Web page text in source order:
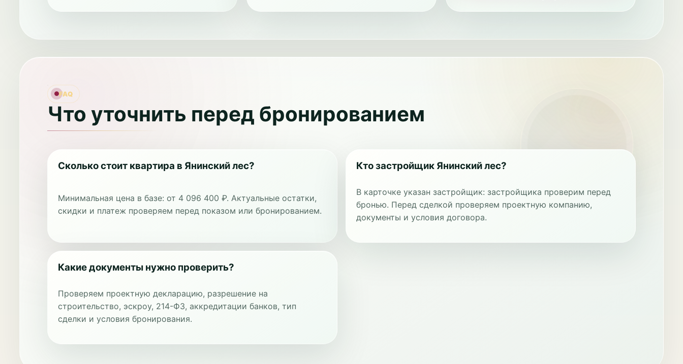
FAQ
Что уточнить перед бронированием
Сколько стоит квартира в Янинский лес?
Минимальная цена в базе: от 4 096 400 ₽. Актуальные остатки,
скидки и платеж проверяем перед показом или бронированием.
Кто застройщик Янинский лес?
В карточке указан застройщик: застройщика проверим перед
бронью. Перед сделкой проверяем проектную компанию,
документы и условия договора.
Какие документы нужно проверить?
Проверяем проектную декларацию, разрешение на
строительство, эскроу, 214-ФЗ, аккредитации банков, тип
сделки и условия бронирования.